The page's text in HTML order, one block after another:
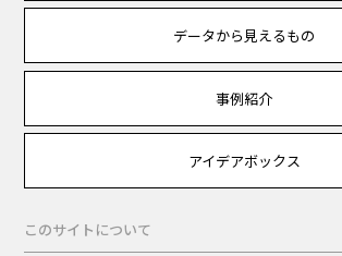
データから見えるもの
事例紹介
アイデアボックス
このサイトについて